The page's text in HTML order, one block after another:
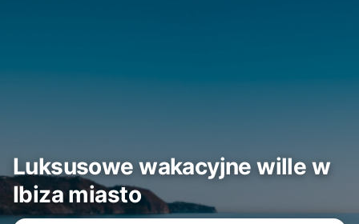
Luksusowe wakacyjne wille w
Ibiza miasto